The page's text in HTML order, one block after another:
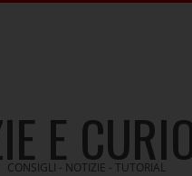
E
CONSIGLI - NOTIZIE - TUTORIAL